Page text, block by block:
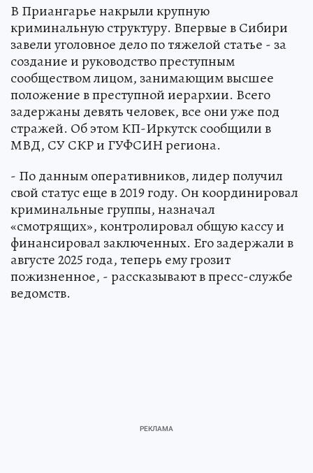
В Приангарье накрыли крупную
криминальную структуру. Впервые в Сибири
завели уголовное дело по тяжелой статье - за
создание и руководство преступным
сообществом лицом, занимающим высшее
положение в преступной иерархии. Всего
задержаны девять человек, все они уже под
стражей. Об этом КП-Иркутск сообщили в
МВД, СУ СКР и ГУФСИН региона.
- По данным оперативников, лидер получил
свой статус еще в 2019 году. Он координировал
криминальные группы, назначал
«смотрящих», контролировал общую кассу и
финансировал заключенных. Его задержали в
августе 2025 года, теперь ему грозит
пожизненное, - рассказывают в пресс-службе
ведомств.